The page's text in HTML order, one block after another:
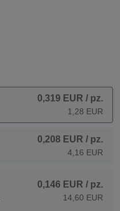
0,319 EUR / pz.
1,28 EUR
0,208 EUR / pz.
4,16 EUR
0,146 EUR / pz.
14,60 EUR